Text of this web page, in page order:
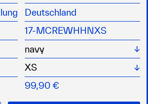
trocknend
Polyamid
Deutschland
17-MCREWHHNXS
99,90 €